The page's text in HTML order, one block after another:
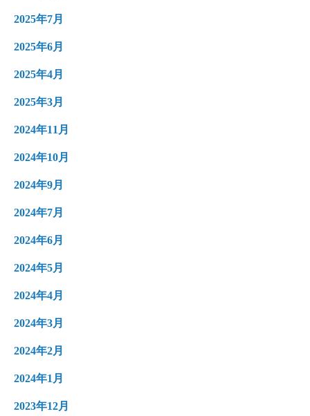
2025年7月
2025年6月
2025年4月
2025年3月
2024年11月
2024年10月
2024年9月
2024年7月
2024年6月
2024年5月
2024年4月
2024年3月
2024年2月
2024年1月
2023年12月